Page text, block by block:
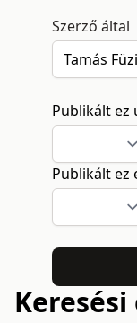
Szerző által
Publikált ez
Publikált ez